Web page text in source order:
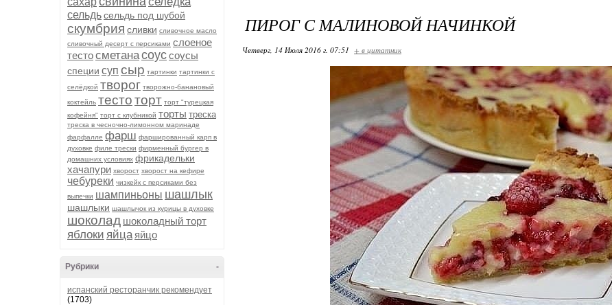
сельдьсельдь под шубой
скумбрия сливки сливочное масло
сливочный десерт с персиками слоеное
тестосметанасоуссоусы
специи суп сыр тартинки тартинки с
селёдкой творог творожно-банановый
коктейль тестоторт торт "турецкая
кофейня" торт с клубникой торты треска
треска в чесночно-лимонном маринаде
фарфалле фарш фаршированный карп в
духовке филе трески фирменный бургер в
домашних условиях фрикадельки
хачапури хворост хворост на кефире
чебуреки чизкейк с персиками без
выпечки шампиньоны шашлык
шашлыки шашлычок из курицы в духовке
шоколад шоколадный торт
яблоки яйца яйцо
-
Рубрики
испанский ресторанчик рекомендует
(1703)
ПИРОГ С МАЛИНОВОЙ НАЧИНКОЙ
Четверг, 14 Июля 2016 г. 07:51 + в цитатник